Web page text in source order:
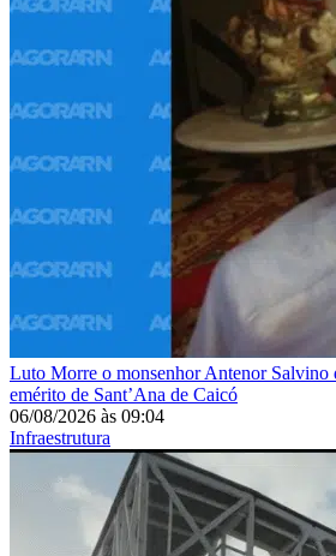
Luto Morre o monsenhor Antenor Salvino
emérito de Sant’Ana de Caicó
06/08/2026 às 09:04
Infraestrutura